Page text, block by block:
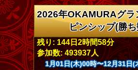
2026年OKAMURAグラ
ピンシップ(勝
残り: 144日2時間58分
参加数: 493937人
1月01日(木)00時〜12月31日(